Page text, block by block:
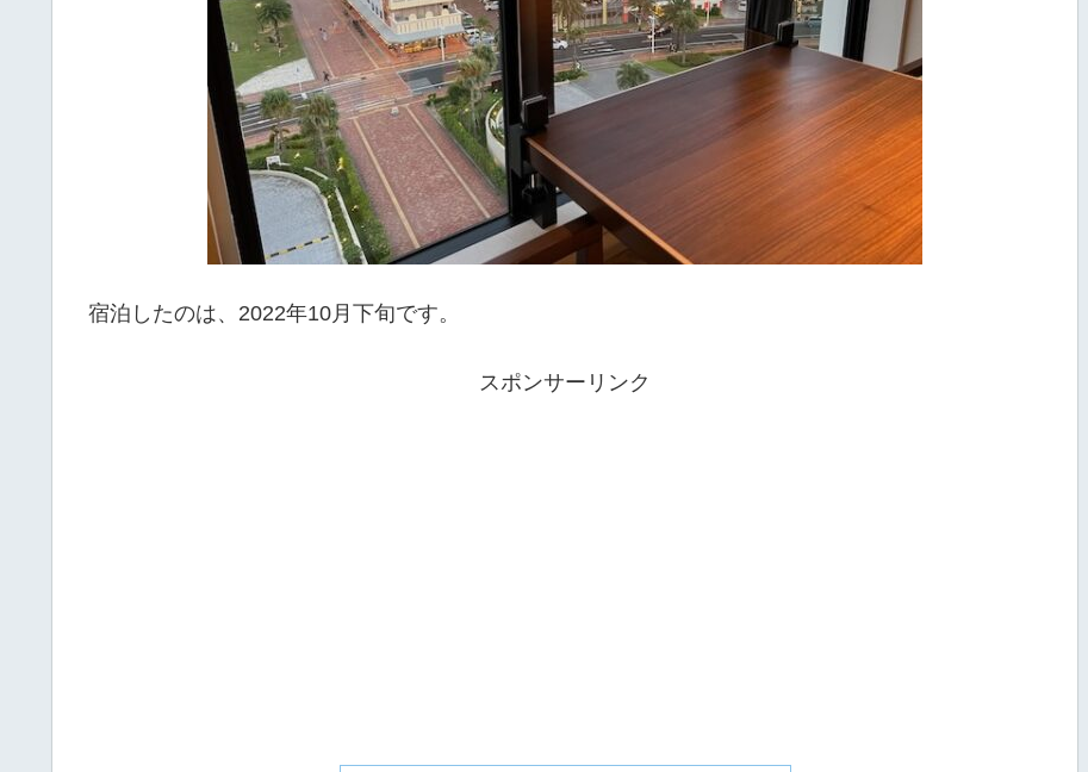
宿泊したのは、2022年10月下旬です。
スポンサーリンク